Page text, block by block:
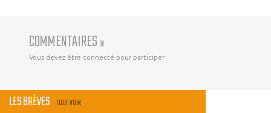
COMMENTAIRES (0)
Vous devez être connecté pour participer
LES BRÈVES TOUT VOIR